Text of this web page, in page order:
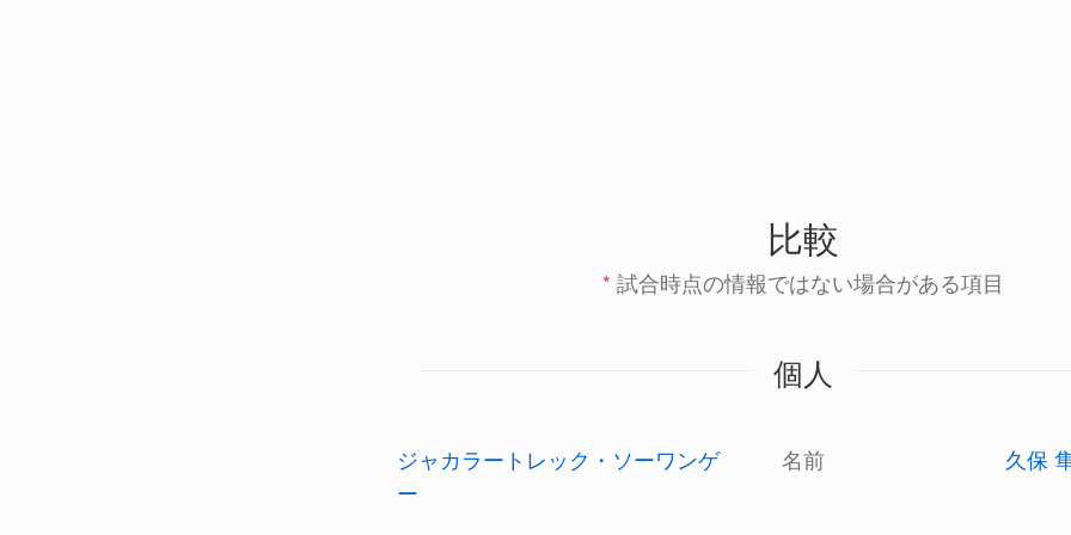
比較
* 試合時点の情報ではない場合がある項目
個人
ジャカラートレック・ソーワンゲ
ー
名前 久保